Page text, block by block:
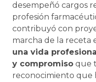
desempeñó cargos
profesión
contribuyó con
marcha de la receta
una vida
y compromiso que
reconocimiento que